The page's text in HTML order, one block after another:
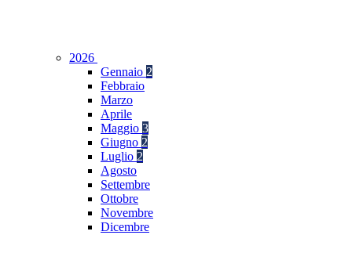
2026
Gennaio 2
Febbraio
Marzo
Aprile
Maggio 3
Giugno 2
Luglio 2
Agosto
Settembre
Ottobre
Novembre
Dicembre